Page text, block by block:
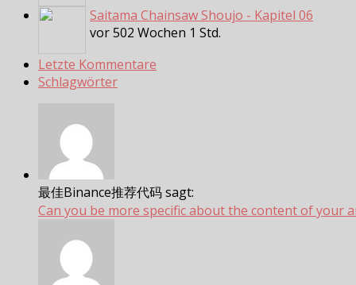
Saitama Chainsaw Shoujo - Kapitel 06
vor 502 Wochen 1 Std.
Letzte Kommentare
Schlagwörter
最佳Binance推荐代码 sagt:
Can you be more specific about the content of your